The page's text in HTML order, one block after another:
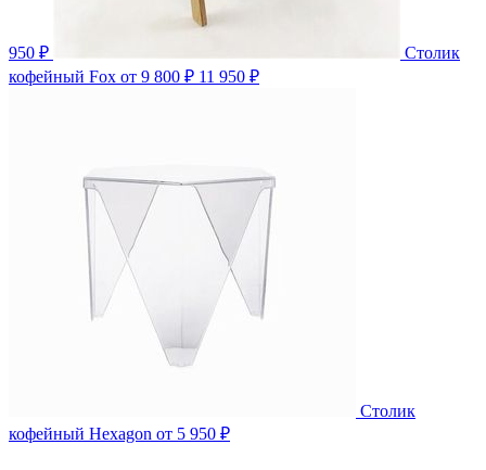
950 ₽
Столик
кофейный Fox от 9 800 ₽ 11 950 ₽
Столик
кофейный Hexagon от 5 950 ₽